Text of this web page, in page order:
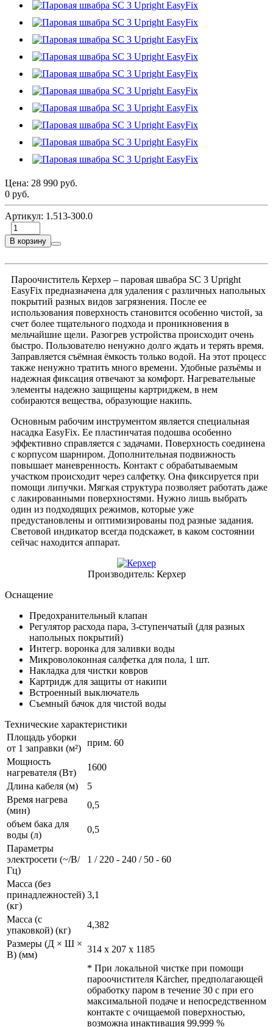
Цена: 28 990 руб.
0 руб.
Артикул: 1.513-300.0
В корзину
Пароочиститель Керхер – паровая швабра SC 3 Upright
EasyFix предназначена для удаления с различных напольных
покрытий разных видов загрязнения. После ее
использования поверхность становится особенно чистой, за
счет более тщательного подхода и проникновения в
мельчайшие щели. Разогрев устройства происходит очень
быстро. Пользователю ненужно долго ждать и терять время.
Заправляется съёмная ёмкость только водой. На этот процесс
также ненужно тратить много времени. Удобные разъёмы и
надежная фиксация отвечают за комфорт. Нагревательные
элементы надежно защищены картриджем, в нем
собираются вещества, образующие накипь.
Основным рабочим инструментом является специальная
насадка EasyFix. Ее пластинчатая подошва особенно
эффективно справляется с задачами. Поверхность соединена
с корпусом шарниром. Дополнительная подвижность
повышает маневренность. Контакт с обрабатываемым
участком происходит через салфетку. Она фиксируется при
помощи липучки. Мягкая структура позволяет работать даже
с лакированными поверхностями. Нужно лишь выбрать
один из подходящих режимов, которые уже
предустановлены и оптимизированы под разные задания.
Световой индикатор всегда подскажет, в каком состоянии
сейчас находится аппарат.
Производитель: Керхер
Оснащение
Предохранительный клапан
Регулятор расхода пара, 3-ступенчатый (для разных
напольных покрытий)
Интегр. воронка для заливки воды
Микроволоконная салфетка для пола, 1 шт.
Накладка для чистки ковров
Картридж для защиты от накипи
Встроенный выключатель
Съемный бачок для чистой воды
Технические характеристики
Площадь уборки
от 1 заправки (м²)
прим. 60
Мощность
нагревателя (Вт)
1600
Длина кабеля (м)
5
Время нагрева
(мин)
0,5
объем бака для
воды (л)
0,5
Параметры
электросети (~/В/
Гц)
1 / 220 - 240 / 50 - 60
Масса (без
принадлежностей)
(кг)
3,1
Масса (с
упаковкой) (кг)
4,382
Размеры (Д × Ш ×
В) (мм)
314 x 207 x 1185
* При локальной чистке при помощи
пароочистителя Kärcher, предполагающей
обработку паром в течение 30 с при его
максимальной подаче и непосредственном
контакте с очищаемой поверхностью,
возможна инактивация 99,999 %